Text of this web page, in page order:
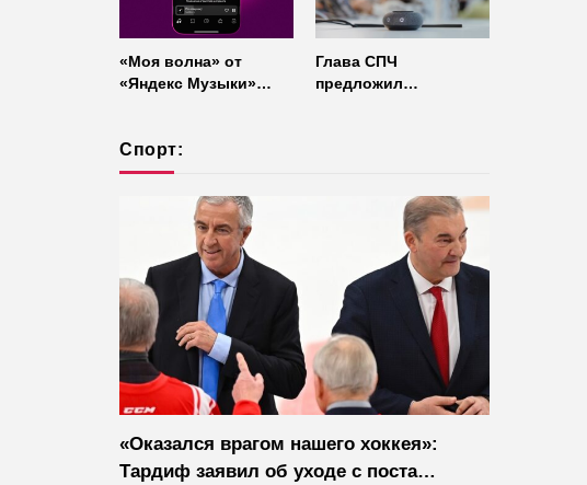
«Моя волна» от
«Яндекс Музыки»
Глава СПЧ
предложил
Спорт:
«Оказался врагом нашего хоккея»:
Тардиф заявил об уходе с поста